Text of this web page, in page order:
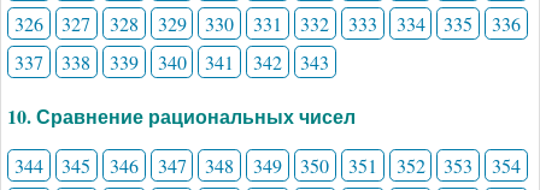
326
327 328 329 330 331 332 333 334 335
336
337
338 339 340 341 342 343
10. Сравнение рациональных чисел
344 345 346 347 348 349 350 351 352 353
354